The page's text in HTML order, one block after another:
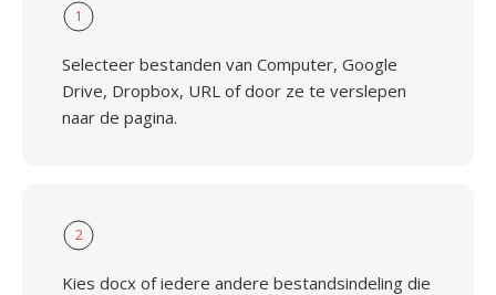
1
Selecteer bestanden van Computer, Google
Drive, Dropbox, URL of door ze te verslepen
naar de pagina.
2
Kies docx of iedere andere bestandsindeling die